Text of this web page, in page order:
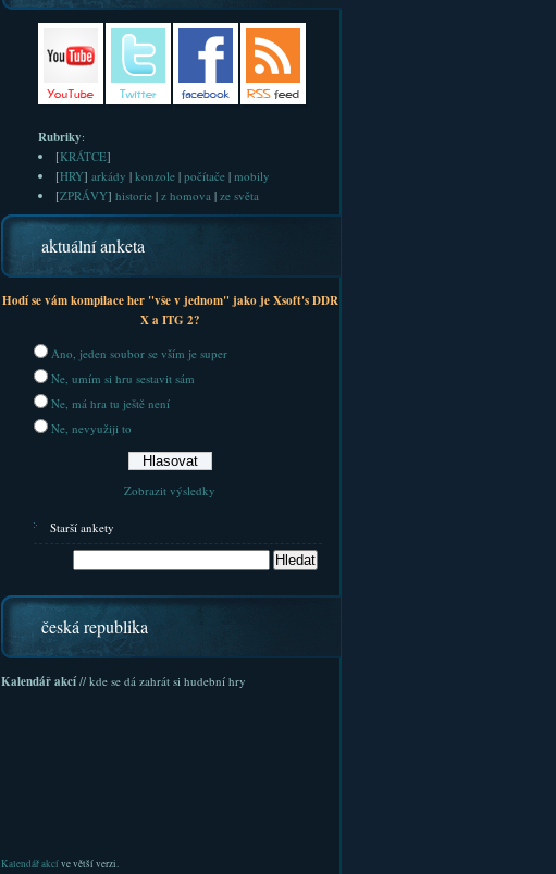
Rubriky:
[KRÁTCE]
[HRY] arkády | konzole| počítače| mobily
[ZPRÁVY] historie| z homova| ze světa
aktuální anketa
Hodí se vám kompilace her "vše v jednom" jako je Xsoft's DDR
X a ITG 2?
Ano, jeden soubor se vším je super
Ne, umím si hru sestavit sám
Ne, má hra tu ještě není
Ne, nevyužiji to
Zobrazit výsledky
Starší ankety
česká republika
Kalendář akcí// kde se dá zahrát si hudební hry
Kalendář akcíve větší verzi.